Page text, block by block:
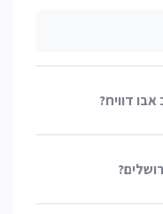
דוויח?